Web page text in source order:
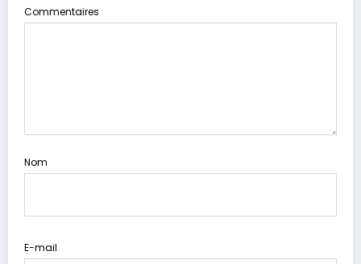
Commentaires
Nom
E-mail